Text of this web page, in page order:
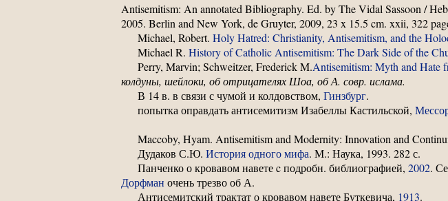
Antisemitism: An annotated Bibliography. Ed. by The Vidal Sassoon /
2005. Berlin and New York, de Gruyter, 2009, 23 x 15.5 cm. xxii, 322
Michael, Robert. Holy Hatred: Christianity, Antisemitism, and the
Michael R. History of Catholic Antisemitism: The Dark Side of the
Perry, Marvin; Schweitzer, Frederick M.Antisemitism: Myth and Hate
колдуны, шейлоки, об отрицателях Шоа, об А. совр. ислама.
В 14 в. в связи с чумой и колдовством, Гинзбург.
попытка оправдать антисемитизм Изабеллы Кастильской,
Maccoby, Hyam. Antisemitism and Modernity: Innovation and
Дудаков С.Ю. История одного мифа. М.: Наука, 1993. 282 с.
Панченко о кровавом навете c подробн. библиографией, 2002.
Дорфман очень трезво об А.
Антисемитский трактат о кровавом навете Буткевича, 1913.